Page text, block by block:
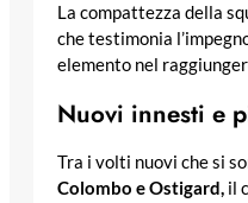
La compattezza della
che testimonia
elemento nel
Nuovi innesti e
Tra i volti nuovi che si
Colombo e Ostigard, il